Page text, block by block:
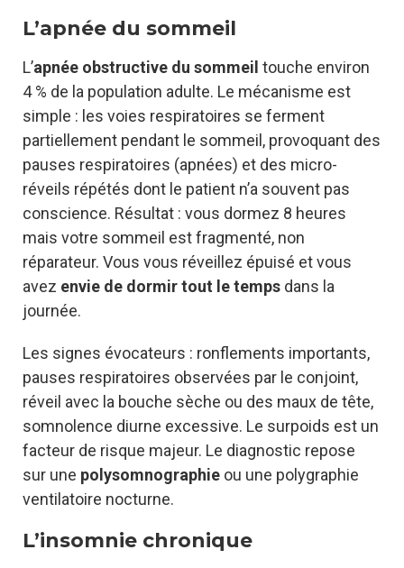
L’apnée du sommeil
L’apnée obstructive du sommeil touche environ
4 % de la population adulte. Le mécanisme est
simple : les voies respiratoires se ferment
partiellement pendant le sommeil, provoquant des
pauses respiratoires (apnées) et des micro-
réveils répétés dont le patient n’a souvent pas
conscience. Résultat : vous dormez 8 heures
mais votre sommeil est fragmenté, non
réparateur. Vous vous réveillez épuisé et vous
avez envie de dormir tout le temps dans la
journée.
Les signes évocateurs : ronflements importants,
pauses respiratoires observées par le conjoint,
réveil avec la bouche sèche ou des maux de tête,
somnolence diurne excessive. Le surpoids est un
facteur de risque majeur. Le diagnostic repose
sur une polysomnographie ou une polygraphie
ventilatoire nocturne.
L’insomnie chronique